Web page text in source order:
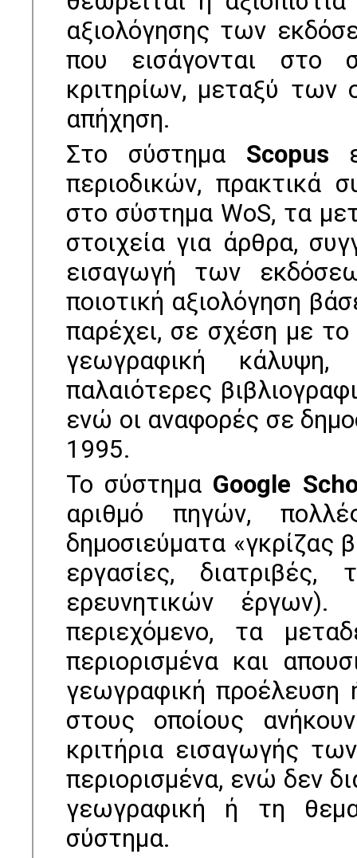
αξιολόγησης των
που εισάγονται στο
κριτηρίων, µεταξύ των
απήχηση.
Στο σύστηµα Scopus
περιοδικών, πρακτικά
στο σύστηµα WoS, τα
στοιχεία για άρθρα,
εισαγωγή των
ποιοτική αξιολόγηση
παρέχει, σε σχέση µε το
γεωγραφική
παλαιότερες
ενώ οι αναφορές σε
1995.
Το σύστηµα Google
αριθµό πηγών,
δηµοσιεύµατα «γκρίζας
εργασίες, διατριβές,
ερευνητικών
περιεχόµενο, τα
περιορισµένα και
γεωγραφική προέλευση
στους οποίους
κριτήρια εισαγωγής
περιορισµένα, ενώ δεν
γεωγραφική ή τη
σύστηµα.